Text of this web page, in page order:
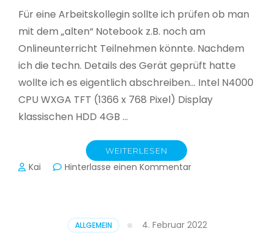
Für eine Arbeitskollegin sollte ich prüfen ob man
mit dem „alten“ Notebook z.B. noch am
Onlineunterricht Teilnehmen könnte. Nachdem
ich die techn. Details des Gerät geprüft hatte
wollte ich es eigentlich abschreiben… Intel N4000
CPU WXGA TFT (1366 x 768 Pixel) Display
klassischen HDD 4GB …
WEITERLESEN
Kai Hinterlasse einen Kommentarzu
ALLGEMEIN 4. Februar 2022